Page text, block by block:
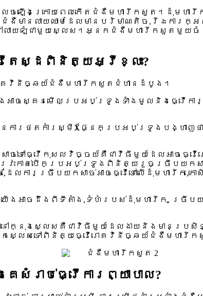
លេចឡើងក្រោយពេលកើតជំងឺមហារីកសួត។ដុំមហ
ានលាយឈាមដែលមានបរិមាណតិច,រីឯការក្អក
ងតែនៅលាយឡំជាមួយស្លេស។អ្នកជំងឺមហារីកសួត
េស្ដពិនិត្យអ្វីខ្លះ?
ោគវិនិច្ឆយ័ជំងឺមហារីកសួតជំហានដំបូង។
ើងអាចស្គេនមើលប្រអប់ទ្រូងទាំងមូលនិងធ្វ
រថតកាំរស្មីXផ្នែកប្រអប់ទ្រូងបង្ហាញថាមាន
ៅធ្វើកុសលវិច្ចយ័គឺជាវិធីមួយដែលអាចធ្វើរោ
រវះកាត់បើកប្រអប់ទ្រូងពិនិត្យរួចច្រឹបយកស
ការច្រឹបយកសាច់អាចធ្វើទៅលើដុំមហារីក,កោ
យើងអាចដឹងពីទីតាំង,ទំហំរបស់ដុំមហារីក, ច្រឹ
ៅក្នុងស្លេសគឺជាវិធីមួយដែលងាយនិងមានប្រសិ
កស្លេសទៅពិនិត្យធ្វើរោគវិនិច្ឆយ័ជំងឺមហារីក
េសំរាប់ធ្វើការព្យាបាល?